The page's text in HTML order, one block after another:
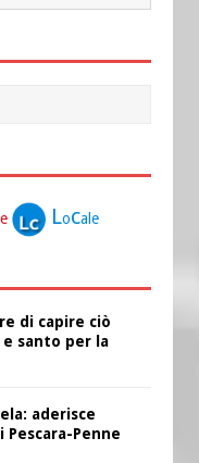
Locale
di capire ciò
santo per la
aderisce
Pescara-Penne